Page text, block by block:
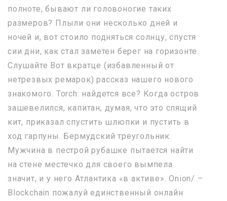
полноте, бывают ли головоногие таких
размеров? Плыли они несколько дней и
ночей и, вот стоило подняться солнцу, спустя
сии дни, как стал заметен берег на горизонте.
Слушайте Вот вкратце (избавленный от
нетрезвых ремарок) рассказ нашего нового
знакомого. Torch: найдется все? Когда остров
зашевелился, капитан, думая, что это спящий
кит, приказал спустить шлюпки и пустить в
ход гарпуны. Бермудский треугольник.
Мужчина в пестрой рубашке пытается найти
на стене местечко для своего вымпела
значит, и у него Атлантика «в активе». Onion/ –
Blockchain пожалуй единственный онлайн